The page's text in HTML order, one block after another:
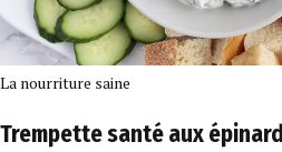
La nourriture saine
Trempette santé aux